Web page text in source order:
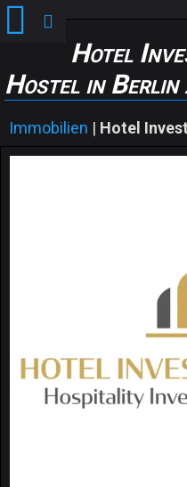
Hotel
Hostel in Berlin
Immobilien | Hotel